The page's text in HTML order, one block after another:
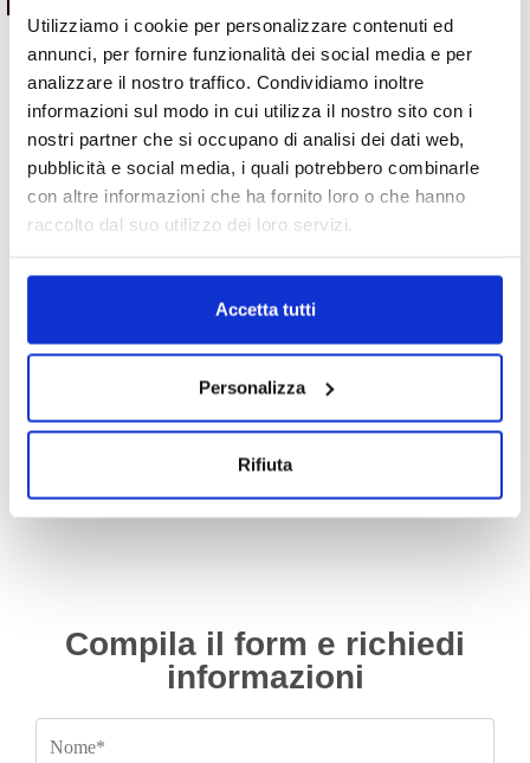
Utilizziamo i cookie per personalizzare contenuti ed
annunci, per fornire funzionalità dei social media e per
analizzare il nostro traffico. Condividiamo inoltre
informazioni sul modo in cui utilizza il nostro sito con i
nostri partner che si occupano di analisi dei dati web,
pubblicità e social media, i quali potrebbero combinarle
con altre informazioni che ha fornito loro o che hanno
raccolto dal suo utilizzo dei loro servizi.
Accetta tutti
Personalizza
Rifiuta
Motore Opel Zafira X18XE1
1999/2000 1.8 benzina
Da 300.00 IVA esclusa
Motore Renault Clio K9KB6
1,050.00 1,000.00
Motore Audi A4 CCW 2008/2012
ESAURITO.
VERIFICA LA DISPONIBILITÀ
Motore Audi TT BUB 2006/2010
Compila il form e richiedi
informazioni